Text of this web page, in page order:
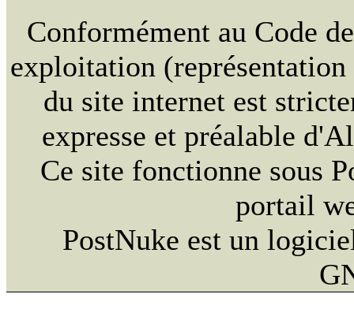
Conformément au Code
exploitation
du site internet est
expresse et préalable
Ce site fonctionne sous
portail
PostNuke est un